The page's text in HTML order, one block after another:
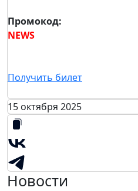
Промокод:
NEWS
Получить билет
15 октября 2025
Новости